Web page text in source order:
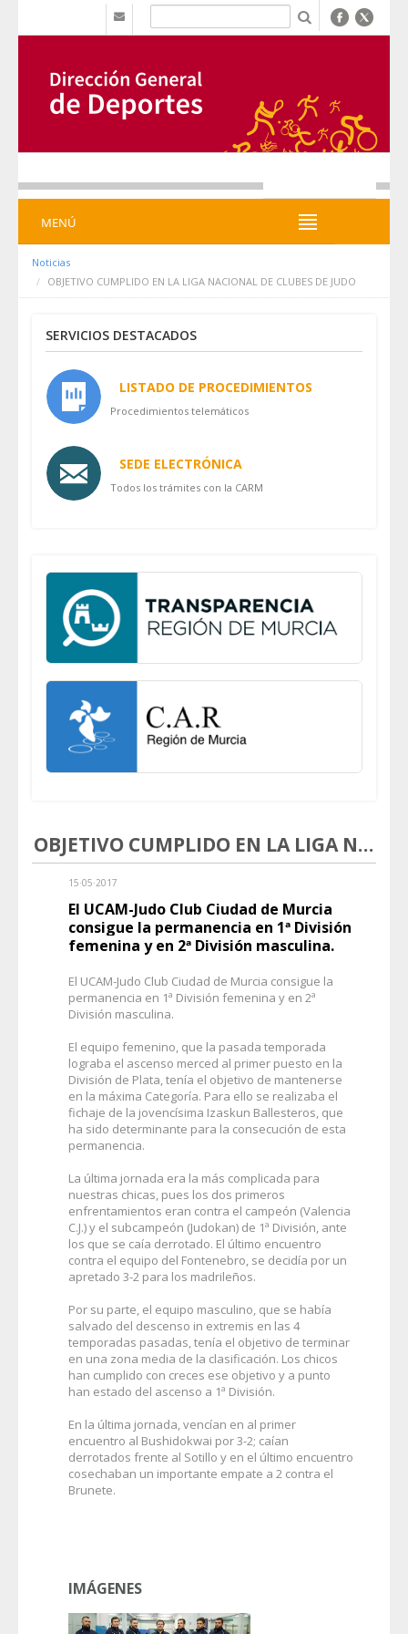
Saltar al contenido
MENÚ
Noticias
OBJETIVO CUMPLIDO EN LA LIGA NACIONAL DE CLUBES DE JUDO
SERVICIOS DESTACADOS
LISTADO DE PROCEDIMIENTOS
Procedimientos telemáticos
SEDE ELECTRÓNICA
Todos los trámites con la CARM
OBJETIVO CUMPLIDO EN LA LIGA NACIONAL DE CLUBES DE JUDO
15·05·2017
El UCAM-Judo Club Ciudad de Murcia
consigue la permanencia en 1ª División
femenina y en 2ª División masculina.
El UCAM-Judo Club Ciudad de Murcia consigue la
permanencia en 1ª División femenina y en 2ª
División masculina.
El equipo femenino, que la pasada temporada
lograba el ascenso merced al primer puesto en la
División de Plata, tenía el objetivo de mantenerse
en la máxima Categoría. Para ello se realizaba el
fichaje de la jovencísima Izaskun Ballesteros, que
ha sido determinante para la consecución de esta
permanencia.
La última jornada era la más complicada para
nuestras chicas, pues los dos primeros
enfrentamientos eran contra el campeón (Valencia
C.J.) y el subcampeón (Judokan) de 1ª División, ante
los que se caía derrotado. El último encuentro
contra el equipo del Fontenebro, se decidía por un
apretado 3-2 para los madrileños.
Por su parte, el equipo masculino, que se había
salvado del descenso in extremis en las 4
temporadas pasadas, tenía el objetivo de terminar
en una zona media de la clasificación. Los chicos
han cumplido con creces ese objetivo y a punto
han estado del ascenso a 1ª División.
En la última jornada, vencían en al primer
encuentro al Bushidokwai por 3-2; caían
derrotados frente al Sotillo y en el último encuentro
cosechaban un importante empate a 2 contra el
Brunete.
IMÁGENES